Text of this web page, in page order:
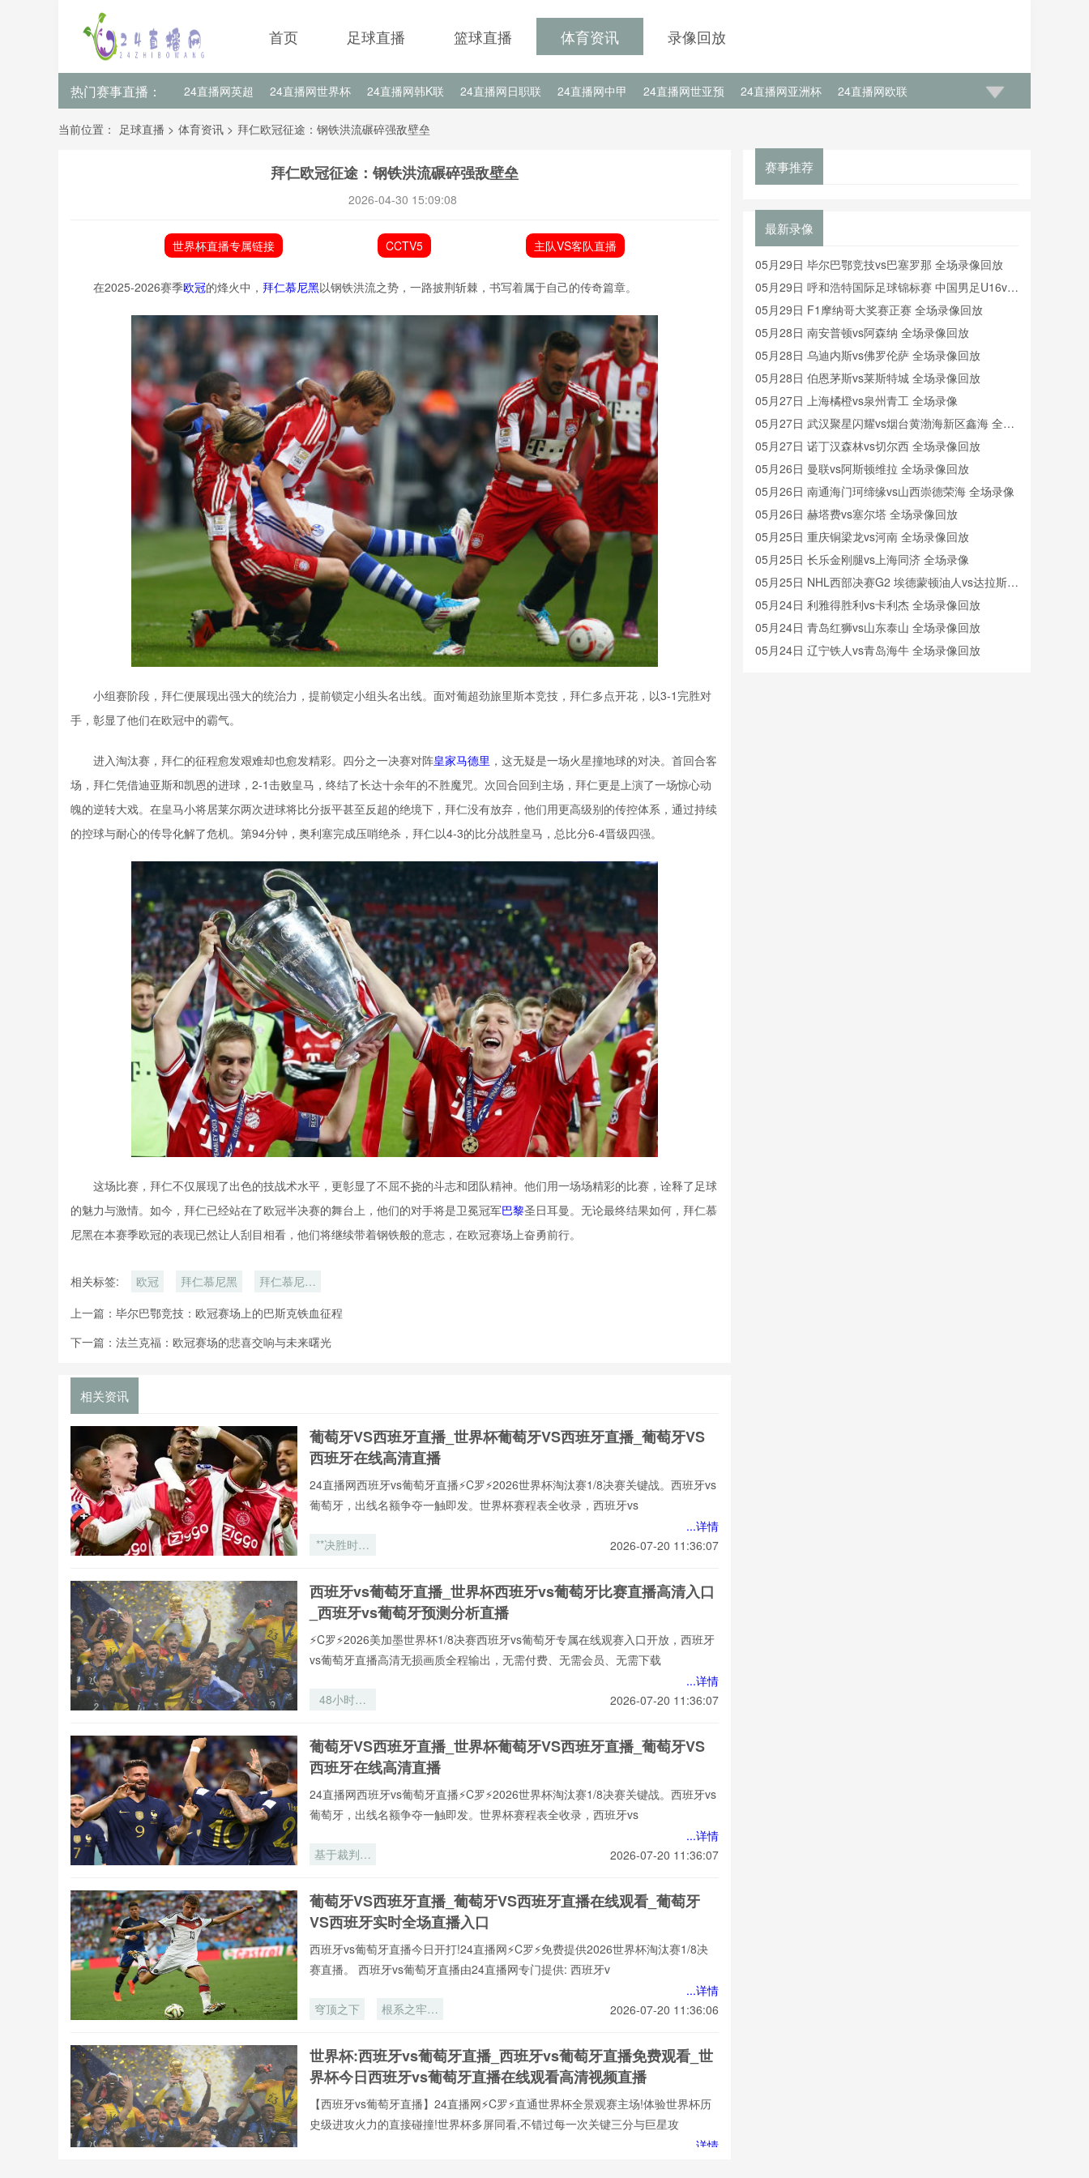
首页 足球直播 篮球直播 体育资讯 录像回放
热门赛事直播： 24直播网英超 24直播网世界杯 24直播网韩K联 24直播网日职联 24直播网中甲 24直播网世亚预 24直播网亚洲杯 24直播网欧联
24直播网意甲 24直播网法甲 24直播网西甲
当前位置： 足球直播 > 体育资讯 > 拜仁欧冠征途：钢铁洪流碾碎强敌壁垒
拜仁欧冠征途：钢铁洪流碾碎强敌壁垒
2026-04-30 15:09:08
世界杯直播专属链接 CCTV5 主队VS客队直播
在2025-2026赛季欧冠的烽火中， 拜仁慕尼黑以钢铁洪流之势，一路披荆斩棘，书写着属于自己的传奇篇章。
小组赛阶段，拜仁便展现出强大的统治力，提前锁定小组头名出线。面对葡超劲旅里斯本竞技，拜仁多点开花，以3-1完胜对
手，彰显了他们在欧冠中的霸气。
进入淘汰赛，拜仁的征程愈发艰难却也愈发精彩。四分之一决赛对阵皇家马德里 ，这无疑是一场火星撞地球的对决。首回合客
场，拜仁凭借迪亚斯和凯恩的进球，2-1击败皇马，终结了长达十余年的不胜魔咒。次回合回到主场，拜仁更是上演了一场惊心动
魄的逆转大戏。在皇马小将居莱尔两次进球将比分扳平甚至反超的绝境下，拜仁没有放弃，他们用更高级别的传控体系，通过持续
的控球与耐心的传导化解了危机。第94分钟，奥利塞完成压哨绝杀，拜仁以4-3的比分战胜皇马，总比分6-4晋级四强。
这场比赛，拜仁不仅展现了出色的技战术水平，更彰显了不屈不挠的斗志和团队精神。他们用一场场精彩的比赛，诠释了足球
的魅力与激情。如今，拜仁已经站在了欧冠半决赛的舞台上，他们的对手将是卫冕冠军巴黎圣日耳曼。无论最终结果如何，拜仁慕
尼黑在本赛季欧冠的表现已然让人刮目相看，他们将继续带着钢铁般的意志，在欧冠赛场上奋勇前行。
相关标签: 欧冠 拜仁慕尼黑
拜仁慕尼黑
上一篇： 毕尔巴鄂竞技：欧冠赛场上的巴斯克铁血征程
下一篇： 法兰克福：欧冠赛场的悲喜交响与未来曙光
相关资讯
葡萄牙VS西班牙直播_世界杯葡萄牙VS西班牙直播_葡萄牙VS
西班牙在线高清直播
24直播网西班牙vs葡萄牙直播⚡️C罗⚡️2026世界杯淘汰赛1/8决赛关键战。西班牙vs
葡萄牙，出线名额争夺一触即发。世界杯赛程表全收录，西班牙vs
...详情
**决胜时刻
世界杯点球
大战前的第
2026-07-20 11:36:07
西班牙vs葡萄牙直播_世界杯西班牙vs葡萄牙比赛直播高清入口
_西班牙vs葡萄牙预测分析直播
⚡️C罗⚡️2026美加墨世界杯1/8决赛西班牙vs葡萄牙专属在线观赛入口开放，西班牙
vs葡萄牙直播高清无损画质全程输出，无需付费、无需会员、无需下载
...详情
48小时生
极端赛程下
的体能恢复
系统重构
2026-07-20 11:36:07
葡萄牙VS西班牙直播_世界杯葡萄牙VS西班牙直播_葡萄牙VS
西班牙在线高清直播
24直播网西班牙vs葡萄牙直播⚡️C罗⚡️2026世界杯淘汰赛1/8决赛关键战。西班牙vs
葡萄牙，出线名额争夺一触即发。世界杯赛程表全收录，西班牙vs
...详情
基于裁判实
别挑战与智
能演进策略
2026年美
加墨世界杯
2026-07-20 11:36:07
葡萄牙VS西班牙直播_葡萄牙VS西班牙直播在线观看_葡萄牙
VS西班牙实时全场直播入口
西班牙vs葡萄牙直播今日开打!24直播网⚡️C罗⚡️免费提供2026世界杯淘汰赛1/8决
赛直播。 西班牙vs葡萄牙直播由24直播网专门提供: 西班牙v
...详情
穹顶之下
根系之牢：
门锚固技术
的演进与重
2026-07-20 11:36:06
世界杯:西班牙vs葡萄牙直播_西班牙vs葡萄牙直播免费观看_世
界杯今日西班牙vs葡萄牙直播在线观看高清视频直播
【西班牙vs葡萄牙直播】24直播网⚡️C罗⚡️直通世界杯全景观赛主场!体验世界杯历
史级进攻火力的直接碰撞!世界杯多屏同看,不错过每一次关键三分与巨星攻
...详情
赛事推荐
最新录像
05月29日 毕尔巴鄂竞技vs巴塞罗那 全场录像回放
05月29日 呼和浩特国际足球锦标赛 中国男足U16vs
沙特U16 全场录像
05月29日 F1摩纳哥大奖赛正赛 全场录像回放
05月28日 南安普顿vs阿森纳 全场录像回放
05月28日 乌迪内斯vs佛罗伦萨 全场录像回放
05月28日 伯恩茅斯vs莱斯特城 全场录像回放
05月27日 上海橘橙vs泉州青工 全场录像
05月27日 武汉聚星闪耀vs烟台黄渤海新区鑫海 全场
录像
05月27日 诺丁汉森林vs切尔西 全场录像回放
05月26日 曼联vs阿斯顿维拉 全场录像回放
05月26日 南通海门珂缔缘vs山西崇德荣海 全场录像
05月26日 赫塔费vs塞尔塔 全场录像回放
05月25日 重庆铜梁龙vs河南 全场录像回放
05月25日 长乐金刚腿vs上海同济 全场录像
05月25日 NHL西部决赛G2 埃德蒙顿油人vs达拉斯星
全场录像回放
05月24日 利雅得胜利vs卡利杰 全场录像回放
05月24日 青岛红狮vs山东泰山 全场录像回放
05月24日 辽宁铁人vs青岛海牛 全场录像回放